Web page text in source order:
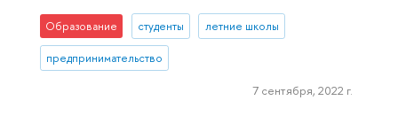
Образование студенты летние школы
предпринимательство
7 сентября, 2022 г.